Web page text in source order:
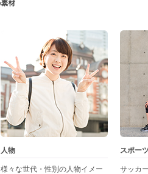
人物
様々な世代・性別の人物イメー
スポー
サッカ